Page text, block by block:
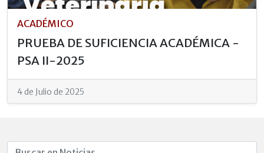
ACADÉMICO
PRUEBA DE SUFICIENCIA ACADÉMICA -
PSA II-2025
4 de Julio de 2025